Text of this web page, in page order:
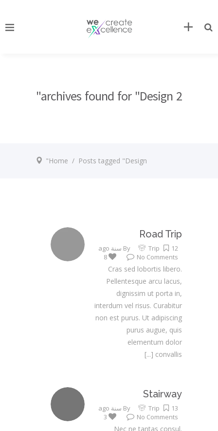
2 archives found for "Design"
Home / Posts tagged "Design"
Road Trip
By Trip
12 سنة ago
No Comments
8
Cras sed lobortis libero.
Pellentesque arcu lacus,
dignissim ut porta in,
interdum vel risus. Curabitur
non est purus. Ut adipiscing
purus augue, quis
elementum dolor
convallis
[...]
Stairway
By Trip
13 سنة ago
No Comments
3
Nec ne tantas consul.